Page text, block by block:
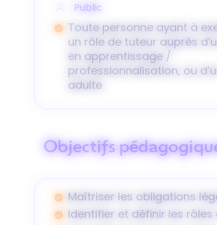
Public
Toute personne ayant à
un rôle de tuteur auprès
en apprentissage /
professionnalisation, ou
adulte
Objectifs
Maîtriser les obligations
Identifier et définir les